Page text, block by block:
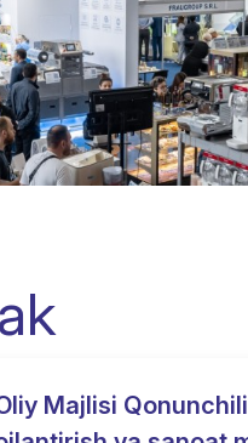
Majlisi